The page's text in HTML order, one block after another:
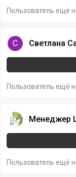
Пользователь ещё
Светлана
С Светлана
Пользователь ещё
МенеджерМенеджер
Пользователь ещё